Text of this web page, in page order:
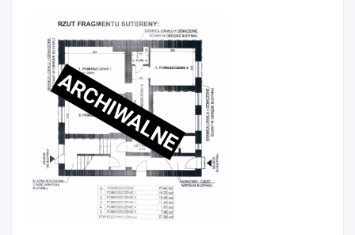
ARCHIWALNE